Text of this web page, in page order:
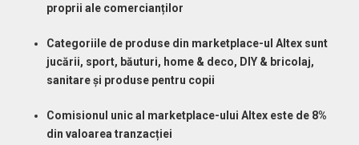
proprii ale comercianților
Categoriile de produse din marketplace-ul Altex sunt
jucării, sport, băuturi, home & deco, DIY & bricolaj,
sanitare și produse pentru copii
Comisionul unic al marketplace-ului Altex este de 8%
din valoarea tranzacției